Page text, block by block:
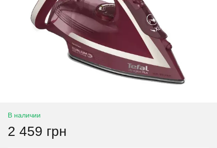
В наличии
2 459 грн